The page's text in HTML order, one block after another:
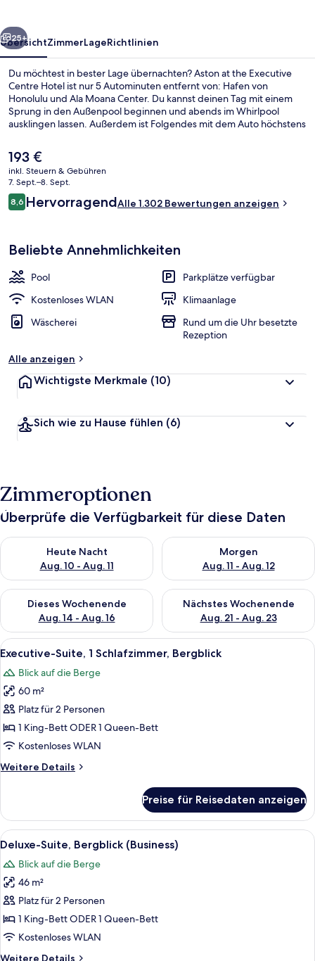
Weiter
25+
ÜbersichtZimmerLageRichtlinien
Du möchtest in bester Lage übernachten? Aston at the Executive
Centre Hotel ist nur 5 Autominuten entfernt von: Hafen von
Honolulu und Ala Moana Center. Du kannst deinen Tag mit einem
Sprung in den Außenpool beginnen und abends im Whirlpool
ausklingen lassen. Außerdem ist Folgendes mit dem Auto höchstens
Andere Reisende lieben das hilfsbereite Personal und die großen
Zimmer.
Der
aktuelle
Preis
beträgt
193 €.
193 €
inkl. Steuern & Gebühren
7. Sept.–8. Sept.
Bewertungen
8,68,6 von 10.
HervorragendAlle 1.302 Bewertungen anzeigen
Beliebte Annehmlichkeiten
Pool
Parkplätze verfügbar
Kostenloses WLAN
Klimaanlage
Wäscherei
Rund um die Uhr besetzte
Rezeption
Alle anzeigen
Wichtigste Merkmale (10)
Sich wie zu Hause fühlen (6)
Zimmeroptionen
Überprüfe die Verfügbarkeit für diese Daten
Heute Nacht
Aug. 10 - Aug. 11
Überprüfe die Verfügbarkeit für heute Nacht, Aug. 10 - Aug.
Morgen
Aug. 11 - Aug. 12
Überprüfe die Verfügbarkeit
Dieses Wochenende
Aug. 14 - Aug. 16
Überprüfe die Verfügbarkeit für dieses Wochenende, Aug. 14
Nächstes Wochenende
Aug. 21 - Aug. 23
Überprüfe die Verfügbarkeit
Alle
Fotos
für
Executive-
Suite,
1
Schlafzimmer,
anzeigen
Ein Hotelzimmer mit großem
6
Executive-Suite, 1 Schlafzimmer, Bergblick
Blick auf die Berge
60 m²
Platz für 2 Personen
1 King-Bett ODER 1 Queen-Bett
Kostenloses WLAN
Weitere Details
Weitere
Suite,
Schlafzimmer,
Preise für Reisedaten anzeigen
Alle
Fotos
für
Deluxe-
Suite,
Bergblick
(Business)
Ein Hotelzimmer mit einem großen
6
Deluxe-Suite, Bergblick (Business)
Blick auf die Berge
46 m²
Platz für 2 Personen
1 King-Bett ODER 1 Queen-Bett
Kostenloses WLAN
Weitere Details
Weitere